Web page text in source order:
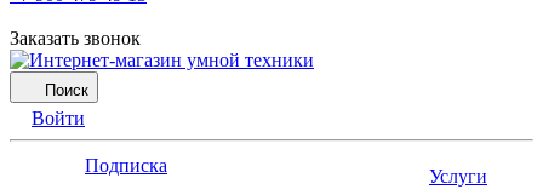
Заказать звонок
Поиск
Войти
Подписка
Услуги